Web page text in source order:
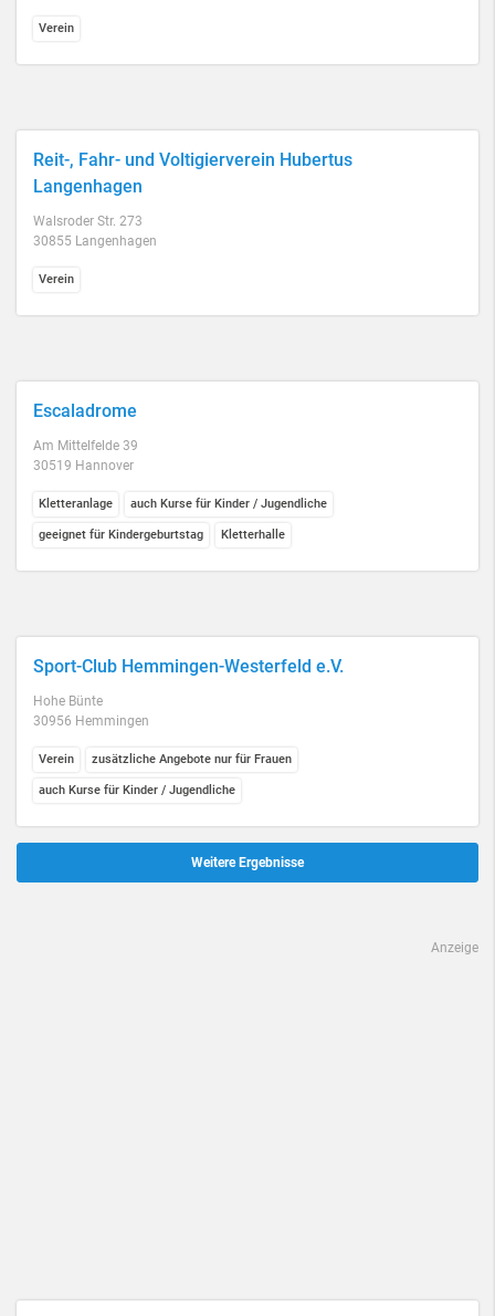
Verein
Reit-, Fahr- und Voltigierverein Hubertus
Langenhagen
Walsroder Str. 273
30855 Langenhagen
Verein
Escaladrome
Am Mittelfelde 39
30519 Hannover
Kletteranlage auch Kurse für Kinder / Jugendliche
geeignet für Kindergeburtstag Kletterhalle
Sport-Club Hemmingen-Westerfeld e.V.
Hohe Bünte
30956 Hemmingen
Verein zusätzliche Angebote nur für Frauen
auch Kurse für Kinder / Jugendliche
Weitere Ergebnisse
Anzeige